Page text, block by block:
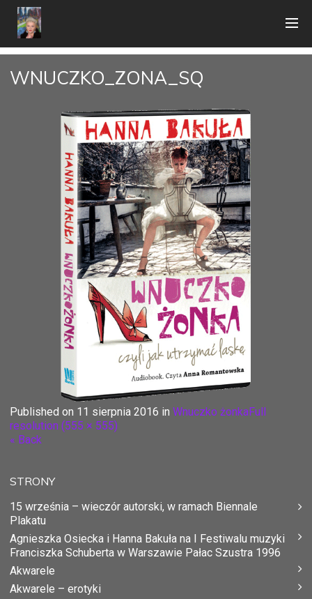
WNUCZKO_ZONA_SQ
Published on 11 sierpnia 2016 in Wnuczko żonkaFull
resolution (555 × 555)
« Back
STRONY
15 września – wieczór autorski, w ramach Biennale
Plakatu
Agnieszka Osiecka i Hanna Bakuła na I Festiwalu muzyki
Franciszka Schuberta w Warszawie Pałac Szustra 1996
Akwarele
Akwarele – erotyki